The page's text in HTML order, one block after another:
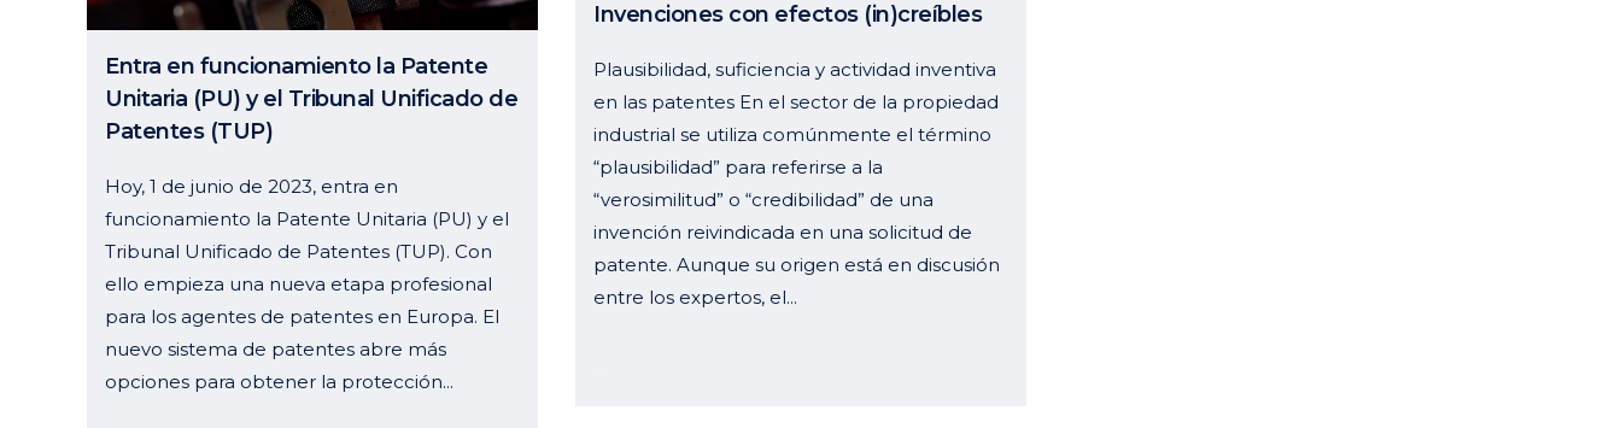
Invenciones con efectos (in)creíbles
Plausibilidad, suficiencia y actividad inventiva
en las patentes En el sector de la propiedad
industrial se utiliza comúnmente el término
“plausibilidad” para referirse a la
“verosimilitud” o “credibilidad” de una
invención reivindicada en una solicitud de
patente. Aunque su origen está en discusión
entre los expertos, el...
Entra en funcionamiento la Patente
Unitaria (PU) y el Tribunal Unificado de
Patentes (TUP)
Hoy, 1 de junio de 2023, entra en
funcionamiento la Patente Unitaria (PU) y el
Tribunal Unificado de Patentes (TUP). Con
ello empieza una nueva etapa profesional
para los agentes de patentes en Europa. El
nuevo sistema de patentes abre más
opciones para obtener la protección...